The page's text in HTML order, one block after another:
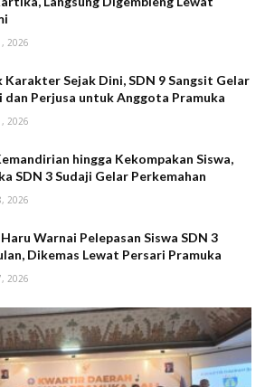
2026
Karakter Sejak Dini, SDN 9 Sangsit Gelar
dan Perjusa untuk Anggota Pramuka
2026
hingga Kekompakan Siswa,
SDN 3 Sudaji Gelar Perkemahan
2026
Warnai Pelepasan Siswa SDN 3
Dikemas Lewat Persari Pramuka
2026